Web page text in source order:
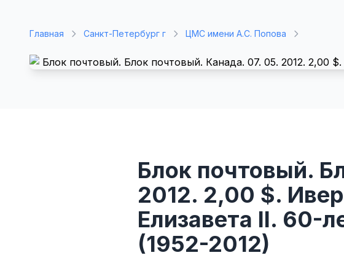
Главная Санкт-Петербург г ЦМС имени А.С. Попова
Блок почтовый.
2012. 2,00 $.
Елизавета II. 60-
(1952-2012)